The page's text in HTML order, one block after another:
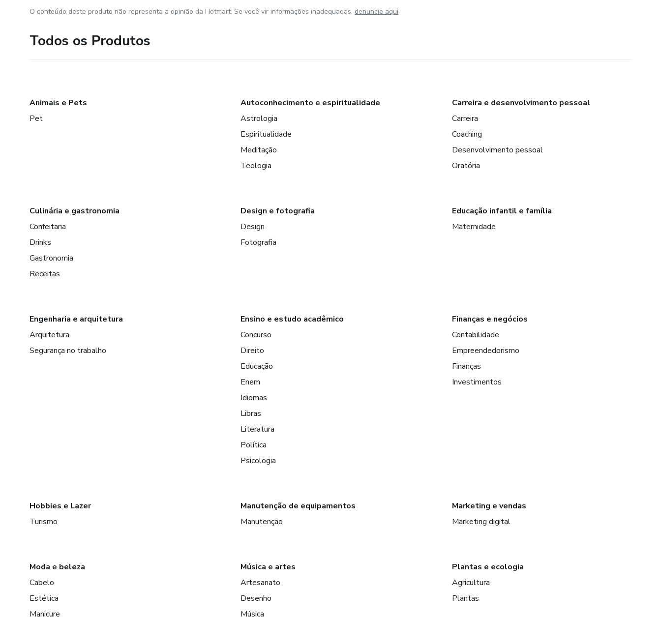
O conteúdo deste produto não representa a opinião da Hotmart. Se você vir informações inadequadas, denuncie aqui
Todos os Produtos
Animais e Pets
Pet
Autoconhecimento e espiritualidade
Astrologia
Espiritualidade
Meditação
Teologia
Carreira e desenvolvimento pessoal
Carreira
Coaching
Desenvolvimento pessoal
Oratória
Culinária e gastronomia
Confeitaria
Drinks
Gastronomia
Receitas
Design e fotografia
Design
Fotografia
Educação infantil e família
Maternidade
Engenharia e arquitetura
Arquitetura
Segurança no trabalho
Ensino e estudo acadêmico
Concurso
Direito
Educação
Enem
Idiomas
Libras
Literatura
Política
Psicologia
Finanças e negócios
Contabilidade
Empreendedorismo
Finanças
Investimentos
Hobbies e Lazer
Turismo
Manutenção de equipamentos
Manutenção
Marketing e vendas
Marketing digital
Moda e beleza
Cabelo
Estética
Manicure
Música e artes
Artesanato
Desenho
Música
Plantas e ecologia
Agricultura
Plantas